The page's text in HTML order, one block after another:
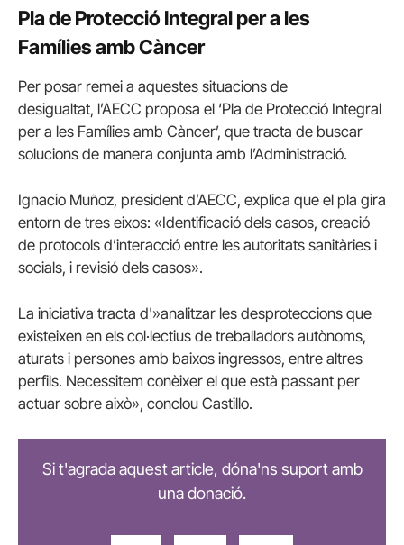
Pla de Protecció Integral per a les
Famílies amb Càncer
Per posar remei a aquestes situacions de
desigualtat, l’AECC proposa el ‘Pla de Protecció Integral
per a les Famílies amb Càncer’, que tracta de buscar
solucions de manera conjunta amb l’Administració.
Ignacio Muñoz, president d’AECC, explica que el pla gira
entorn de tres eixos: «Identificació dels casos, creació
de protocols d’interacció entre les autoritats sanitàries i
socials, i revisió dels casos».
La iniciativa tracta d'»analitzar les desproteccions que
existeixen en els col·lectius de treballadors autònoms,
aturats i persones amb baixos ingressos, entre altres
perfils. Necessitem conèixer el que està passant per
actuar sobre això», conclou Castillo.
Si t'agrada aquest article, dóna'ns suport amb
una donació.